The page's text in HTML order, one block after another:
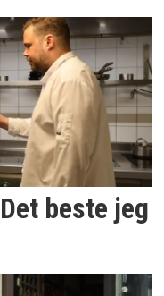
beste jeg